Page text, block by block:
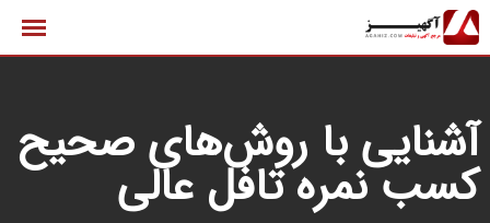
پرش
به
آشنایی با روش‌های صحیح
کسب نمره تافل عالی